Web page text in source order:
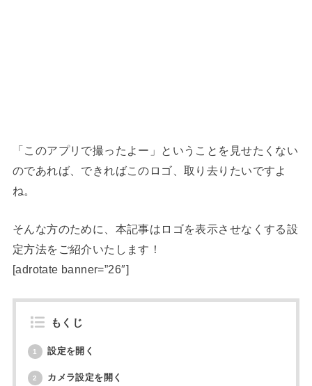
「このアプリで撮ったよー」ということを見せたくない
のであれば、できればこのロゴ、取り去りたいですよ
ね。
そんな方のために、本記事はロゴを表示させなくする設
定方法をご紹介いたします！
[adrotate banner=”26″]
もくじ
1 設定を開く
2 カメラ設定を開く